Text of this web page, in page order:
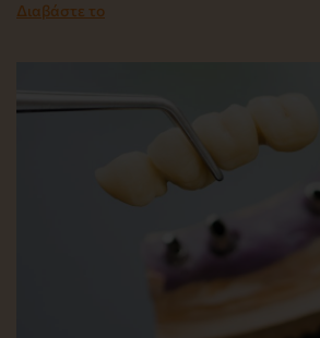
Διαβάστε το